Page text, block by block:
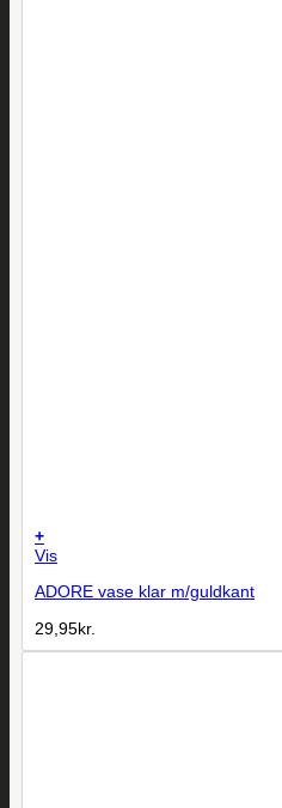
+
Vis
ADORE vase klar m/guldkant
29,95kr.